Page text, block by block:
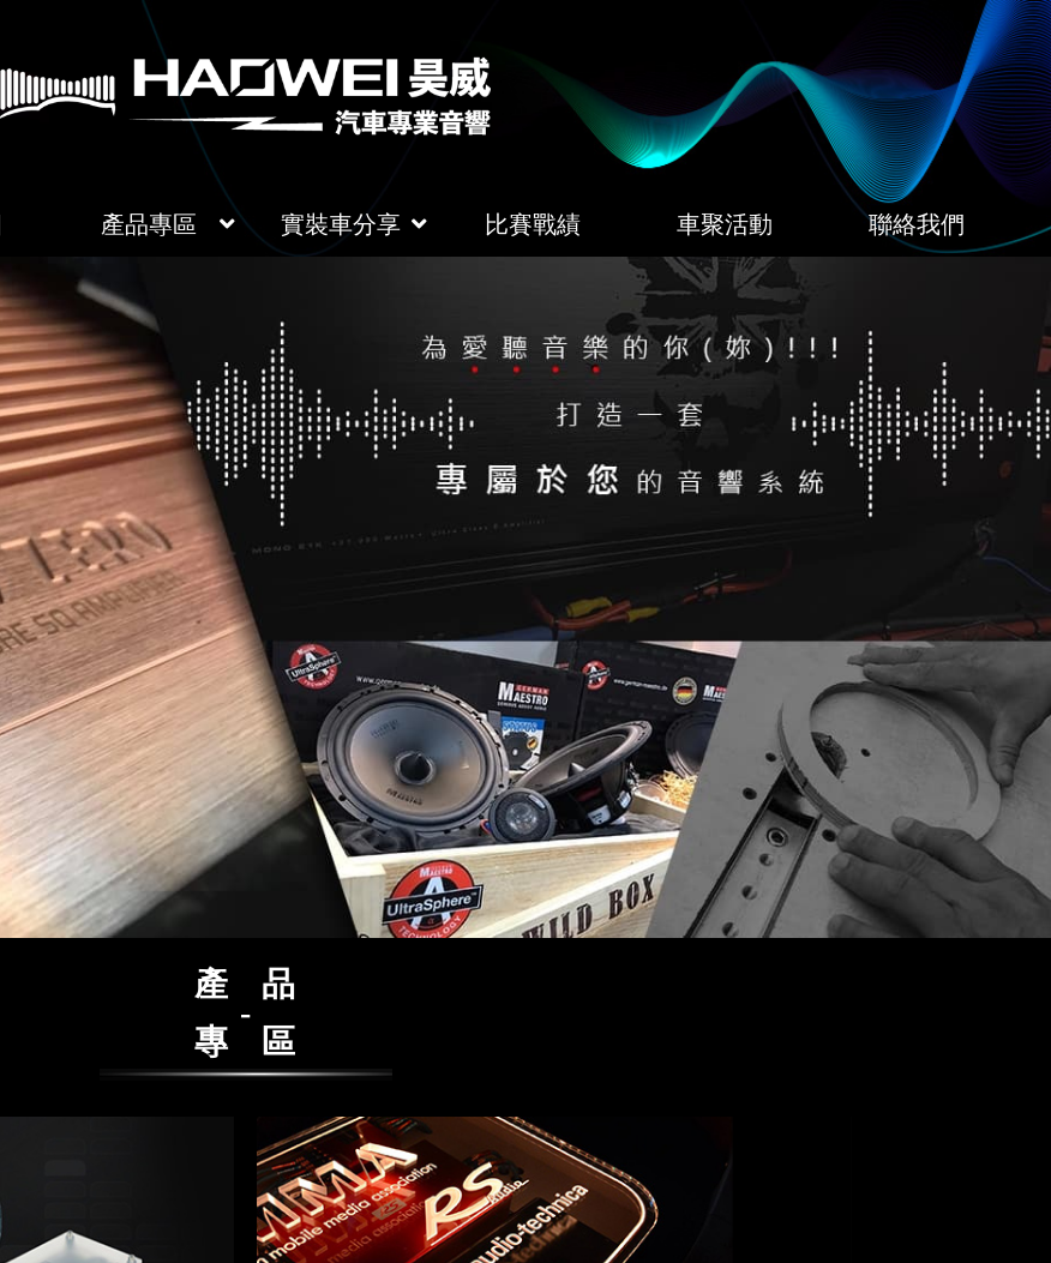
產品專區 實裝車分享 比賽戰績 車聚活動 聯絡我們
產 品
-
專 區